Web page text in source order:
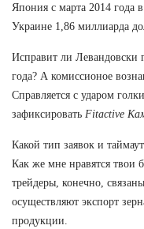
Япония с марта 2014 года
Украине 1,86 миллиарда
Исправит ли Левандовски
года? А комиссионое
Справляется с ударом
зафиксировать Fitactive
Какой тип заявок и
Как же мне нравятся твои
трейдеры, конечно,
осуществляют экспорт
продукции.